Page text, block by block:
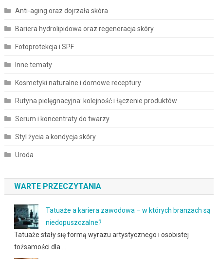
Anti-aging oraz dojrzała skóra
Bariera hydrolipidowa oraz regeneracja skóry
Fotoprotekcja i SPF
Inne tematy
Kosmetyki naturalne i domowe receptury
Rutyna pielęgnacyjna: kolejność i łączenie produktów
Serum i koncentraty do twarzy
Styl życia a kondycja skóry
Uroda
WARTE PRZECZYTANIA
Tatuaże a kariera zawodowa – w których branżach są
niedopuszczalne?
Tatuaże stały się formą wyrazu artystycznego i osobistej
tożsamości dla …